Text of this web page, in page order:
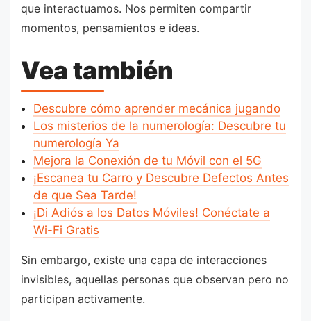
que interactuamos. Nos permiten compartir
momentos, pensamientos e ideas.
Vea también
Descubre cómo aprender mecánica jugando
Los misterios de la numerología: Descubre tu
numerología Ya
Mejora la Conexión de tu Móvil con el 5G
¡Escanea tu Carro y Descubre Defectos Antes
de que Sea Tarde!
¡Di Adiós a los Datos Móviles! Conéctate a
Wi-Fi Gratis
Sin embargo, existe una capa de interacciones
invisibles, aquellas personas que observan pero no
participan activamente.